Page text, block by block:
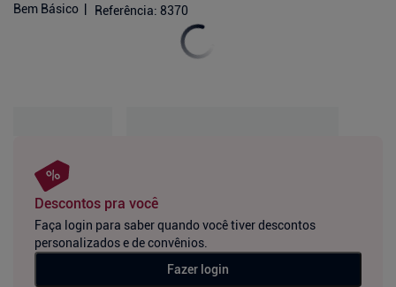
Bem Básico Referência: 8370
Descontos pra você
Faça login para saber quando você tiver descontos
personalizados e de convênios.
Fazer login